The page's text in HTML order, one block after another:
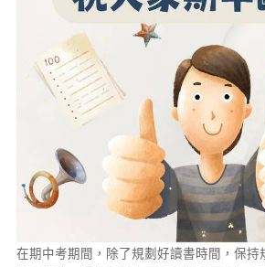
在期中考期間，除了規劃好讀書時間，保持